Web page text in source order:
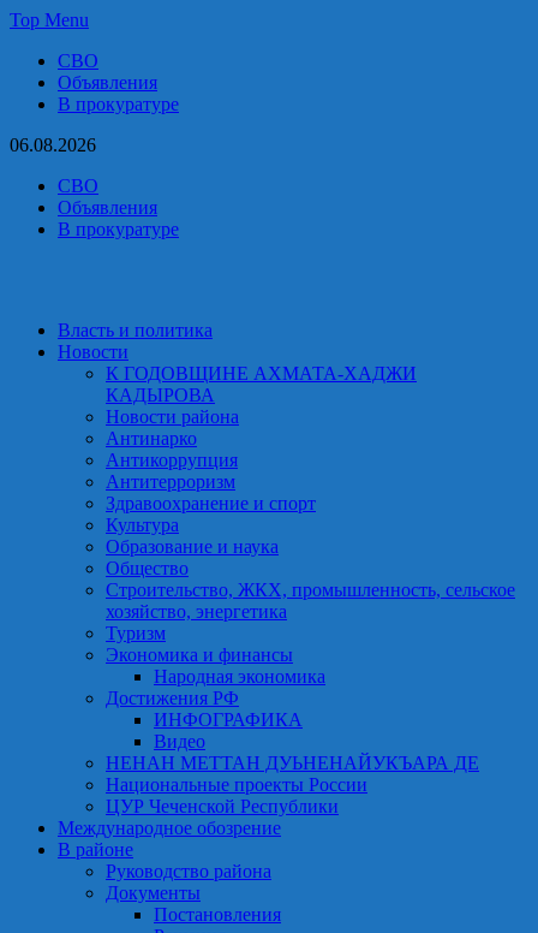
Skip
content
Top Menu
СВО
Объявления
В прокуратуре
06.08.2026
СВО
Объявления
В прокуратуре
Власть и политика
Новости
К ГОДОВЩИНЕ АХМАТА-ХАДЖИ
КАДЫРОВА
Новости района
Антинарко
Антикоррупция
Антитерроризм
Здравоохранение и спорт
Культура
Образование и наука
Общество
Строительство, ЖКХ, промышленность, сельское
хозяйство, энергетика
Туризм
Экономика и финансы
Народная экономика
Достижения РФ
ИНФОГРАФИКА
Видео
НЕНАН МЕТТАН ДУЬНЕНАЙУКЪАРА ДЕ
Национальные проекты России
ЦУР Чеченской Республики
Международное обозрение
В районе
Руководство района
Документы
Постановления